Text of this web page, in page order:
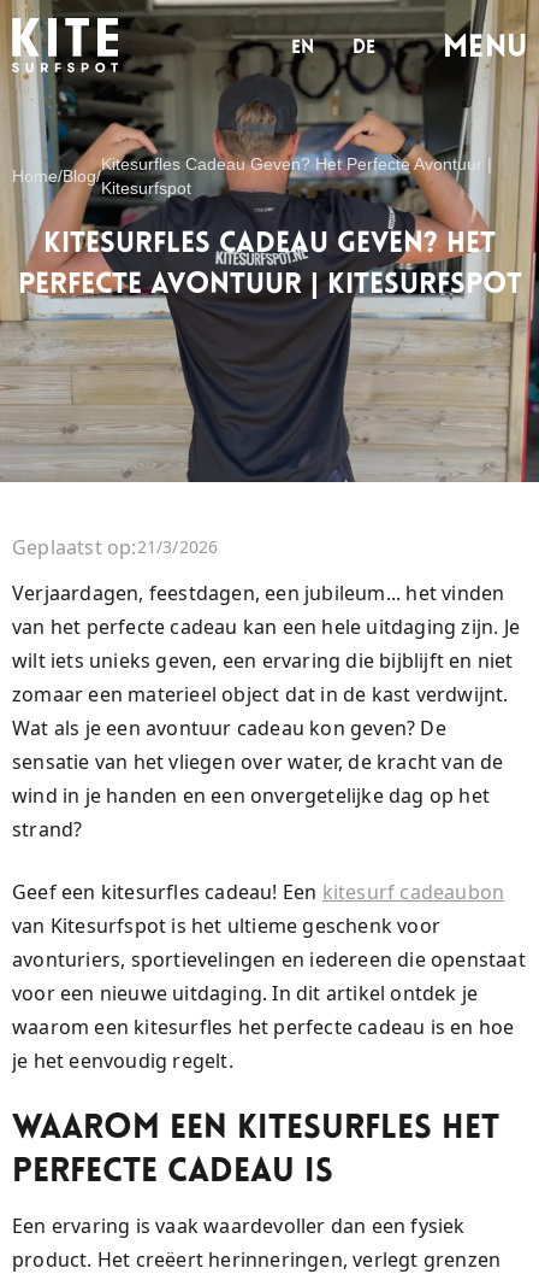
en de MENu
Home/Blog/
Kitesurfles Cadeau Geven? Het Perfecte Avontuur |
Kitesurfspot
Kitesurfles Cadeau Geven? Het
Perfecte Avontuur | Kitesurfspot
Geplaatst op:21/3/2026
Verjaardagen, feestdagen, een jubileum... het vinden
van het perfecte cadeau kan een hele uitdaging zijn. Je
wilt iets unieks geven, een ervaring die bijblijft en niet
zomaar een materieel object dat in de kast verdwijnt.
Wat als je een avontuur cadeau kon geven? De
sensatie van het vliegen over water, de kracht van de
wind in je handen en een onvergetelijke dag op het
strand?
Geef een kitesurfles cadeau! Een kitesurf cadeaubon
van Kitesurfspot is het ultieme geschenk voor
avonturiers, sportievelingen en iedereen die openstaat
voor een nieuwe uitdaging. In dit artikel ontdek je
waarom een kitesurfles het perfecte cadeau is en hoe
je het eenvoudig regelt.
Waarom een Kitesurfles het
Perfecte Cadeau is
Een ervaring is vaak waardevoller dan een fysiek
product. Het creëert herinneringen, verlegt grenzen